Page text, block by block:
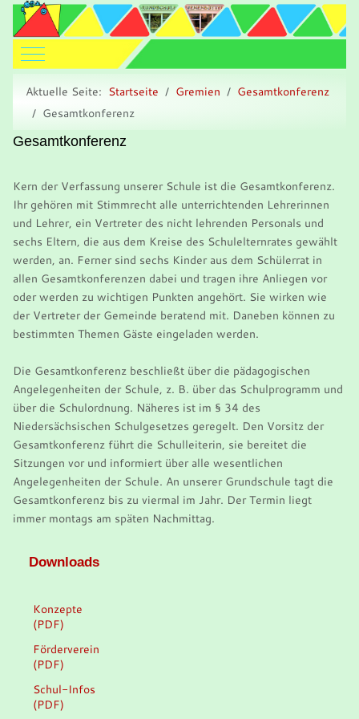
Mobile Menu Toggle
Aktuelle Seite: Startseite Gremien
Gesamtkonferenz
Gesamtkonferenz
Gesamtkonferenz
Kern der Verfassung unserer Schule ist die Gesamtkonferenz.
Ihr gehören mit Stimmrecht alle unterrichtenden Lehrerinnen
und Lehrer, ein Vertreter des nicht lehrenden Personals und
sechs Eltern, die aus dem Kreise des Schulelternrates gewählt
werden, an. Ferner sind sechs Kinder aus dem Schülerrat in
allen Gesamtkonferenzen dabei und tragen ihre Anliegen vor
oder werden zu wichtigen Punkten angehört. Sie wirken wie
der Vertreter der Gemeinde beratend mit. Daneben können zu
bestimmten Themen Gäste eingeladen werden.
Die Gesamtkonferenz beschließt über die pädagogischen
Angelegenheiten der Schule, z. B. über das Schulprogramm und
über die Schulordnung. Näheres ist im § 34 des
Niedersächsischen Schulgesetzes geregelt. Den Vorsitz der
Gesamtkonferenz führt die Schulleiterin, sie bereitet die
Sitzungen vor und informiert über alle wesentlichen
Angelegenheiten der Schule. An unserer Grundschule tagt die
Gesamtkonferenz bis zu viermal im Jahr. Der Termin liegt
immer montags am späten Nachmittag.
Downloads
Konzepte
(PDF)
Förderverein
(PDF)
Schul-Infos
(PDF)